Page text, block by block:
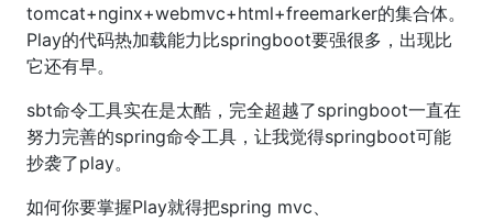
tomcat+nginx+webmvc+html+freemarker的集合体。
Play的代码热加载能力比springboot要强很多，出现比
它还有早。
sbt命令工具实在是太酷，完全超越了springboot一直在
努力完善的spring命令工具，让我觉得springboot可能
抄袭了play。
如何你要掌握Play就得把spring mvc、